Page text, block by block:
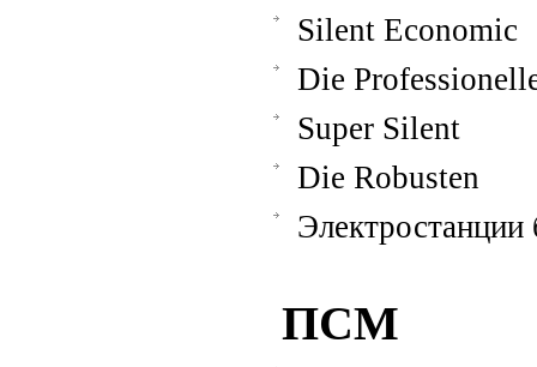
Silent Economic
Die
Super Silent
Die Robusten
ПСМ